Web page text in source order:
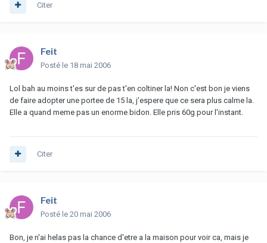
Citer
Feit
Posté le 18 mai 2006
Lol bah au moins t'es sur de pas t'en coltiner la! Non c'est bon je viens
de faire adopter une portee de 15 la, j'espere que ce sera plus calme la.
Elle a quand meme pas un enorme bidon. Elle pris 60g pour l'instant.
Citer
Feit
Posté le 20 mai 2006
Bon, je n'ai helas pas la chance d'etre a la maison pour voir ca, mais je